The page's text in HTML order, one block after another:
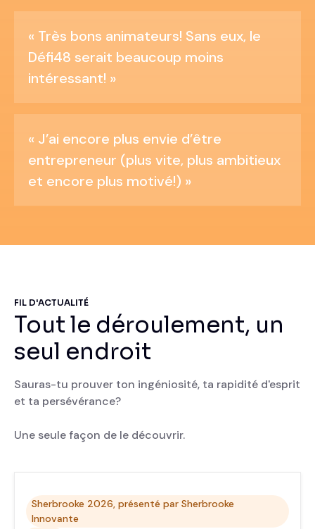
« Très bons animateurs! Sans eux, le
Défi48 serait beaucoup moins
intéressant! »
« J’ai encore plus envie d’être
entrepreneur (plus vite, plus ambitieux
et encore plus motivé!) »
FIL D'ACTUALITÉ
Tout le déroulement, un
seul endroit
Sauras-tu prouver ton ingéniosité, ta rapidité d'esprit
et ta persévérance?
Une seule façon de le découvrir.
Sherbrooke 2026, présenté par Sherbrooke
Innovante